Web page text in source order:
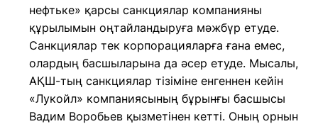
нефтьке» қарсы санкциялар компанияны
құрылымын оңтайландыруға мәжбүр етуде.
Санкциялар тек корпорацияларға ғана емес,
олардың басшыларына да әсер етуде. Мысалы,
АҚШ-тың санкциялар тізіміне енгеннен кейін
«Лукойл» компаниясының бұрынғы басшысы
Вадим Воробьев қызметінен кетті. Оның орнын